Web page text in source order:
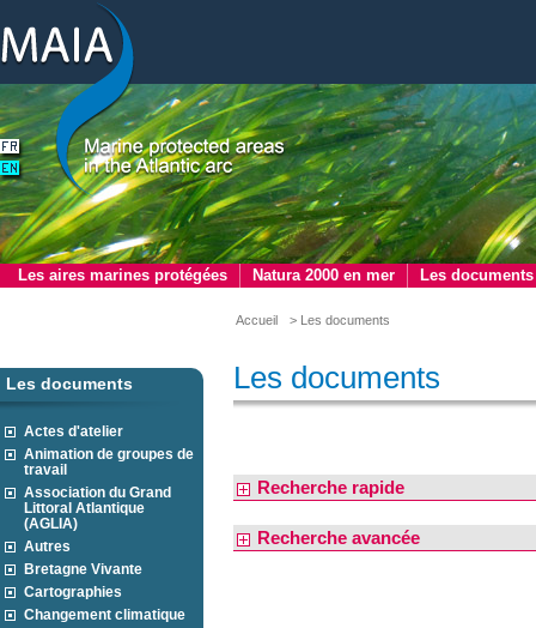
Les aires marines protégées Natura 2000 en mer Les documents
Accueil > Les documents
Les documents
Actes d'atelier
Animation de groupes de
travail
Association du Grand
Littoral Atlantique
(AGLIA)
Autres
Bretagne Vivante
Cartographies
Changement climatique
Les documents
Recherche rapide
Recherche avancée